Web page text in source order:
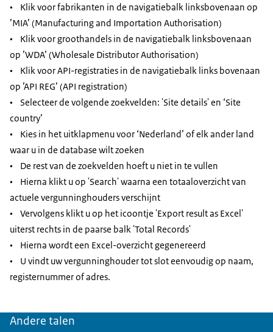
• Klik voor fabrikanten in de navigatiebalk linksbovenaan op
’MIA’ (Manufacturing and Importation Authorisation)
• Klik voor groothandels in de navigatiebalk linksbovenaan
op ’WDA’ (Wholesale Distributor Authorisation)
• Klik voor API-registraties in de navigatiebalk links bovenaan
op ’API REG’ (API registration)
• Selecteer de volgende zoekvelden: 'Site details' en ‘Site
country’
• Kies in het uitklapmenu voor ‘Nederland’ of elk ander land
waar u in de database wilt zoeken
• De rest van de zoekvelden hoeft u niet in te vullen
• Hierna klikt u op 'Search' waarna een totaaloverzicht van
actuele vergunninghouders verschijnt
• Vervolgens klikt u op het icoontje 'Export result as Excel'
uiterst rechts in de paarse balk 'Total Records'
• Hierna wordt een Excel-overzicht gegenereerd
• U vindt uw vergunninghouder tot slot eenvoudig op naam,
registernummer of adres.
Andere talen